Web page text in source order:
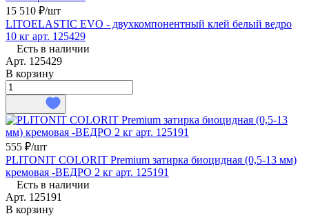
15 510 ₽/шт
LITOELASTIC EVO - двухкомпонентный клей белый ведро
10 кг арт. 125429
Есть в наличии
Арт. 125429
В корзину
555 ₽/шт
PLITONIT COLORIT Premium затирка биоцидная (0,5-13 мм)
кремовая -ВЕДРО 2 кг арт. 125191
Есть в наличии
Арт. 125191
В корзину